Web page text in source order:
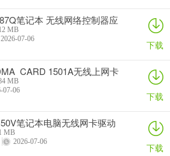
笔记本 无线网络控制器应
MB
2026-07-06 下载
1501A无线上网卡
MB
07-06
下载
笔记本电脑无线网卡驱动
MB
2026-07-06 下载